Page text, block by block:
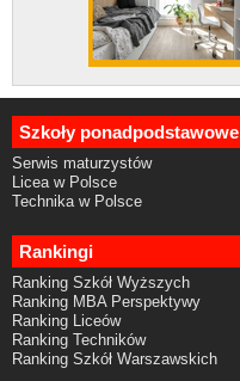
Szkoły ponadpodstawowe
Serwis maturzystów
Licea w Polsce
Technika w Polsce
Rankingi
Ranking Szkół Wyższych
Ranking MBA Perspektywy
Ranking Liceów
Ranking Techników
Ranking Szkół Warszawskich